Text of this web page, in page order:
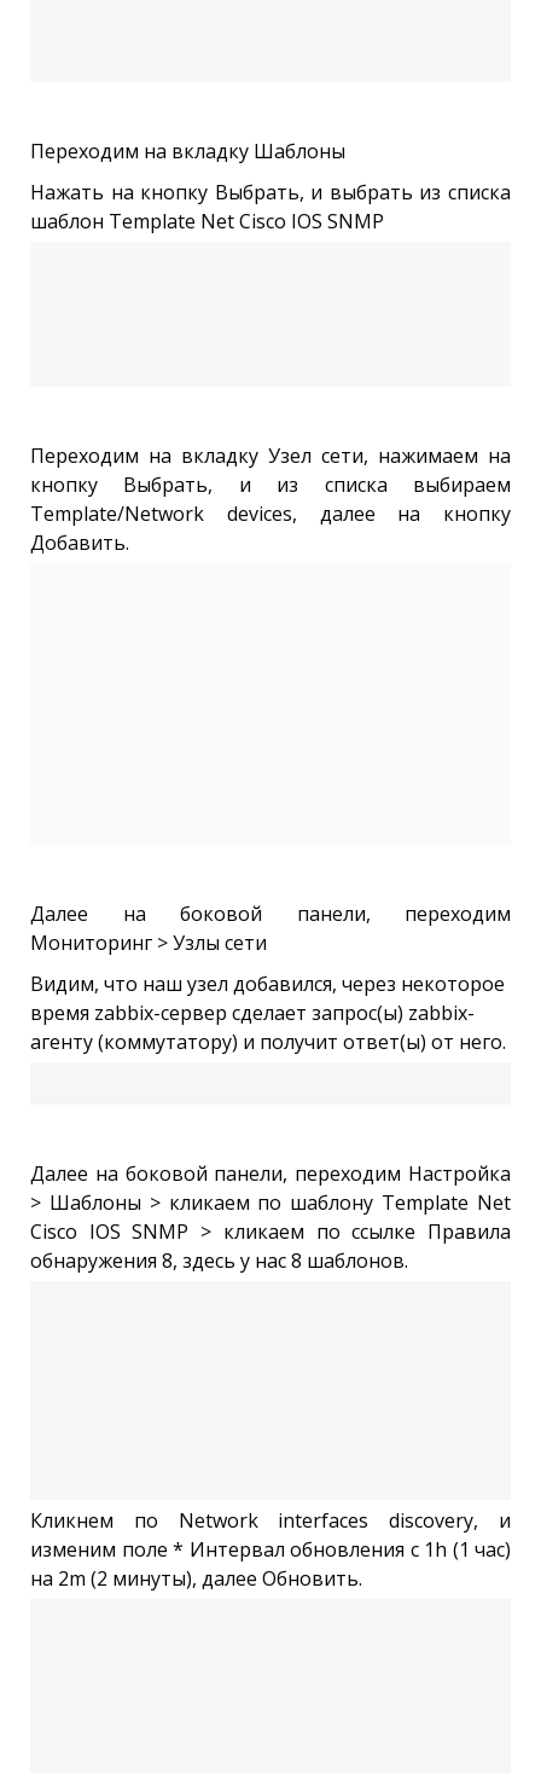
Переходим на вкладку Шаблоны
Нажать на кнопку Выбрать, и выбрать из списка
шаблон Template Net Cisco IOS SNMP
Переходим на вкладку Узел сети, нажимаем на
кнопку Выбрать, и из списка выбираем
Template/Network devices, далее на кнопку
Добавить.
Далее на боковой панели, переходим
Мониторинг > Узлы сети
Видим, что наш узел добавился, через некоторое
время zabbix-сервер сделает запрос(ы) zabbix-
агенту (коммутатору) и получит ответ(ы) от него.
Далее на боковой панели, переходим Настройка
> Шаблоны > кликаем по шаблону Template Net
Cisco IOS SNMP > кликаем по ссылке Правила
обнаружения 8, здесь у нас 8 шаблонов.
Кликнем по Network interfaces discovery, и
изменим поле * Интервал обновления с 1h (1 час)
на 2m (2 минуты), далее Обновить.